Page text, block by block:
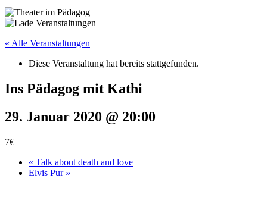
« Alle Veranstaltungen
Diese Veranstaltung hat bereits stattgefunden.
Ins Pädagog mit Kathi
29. Januar 2020 @ 20:00
7€
« Talk about death and love
Elvis Pur »